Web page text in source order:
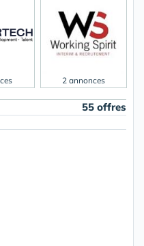
2 annonces
55 offres